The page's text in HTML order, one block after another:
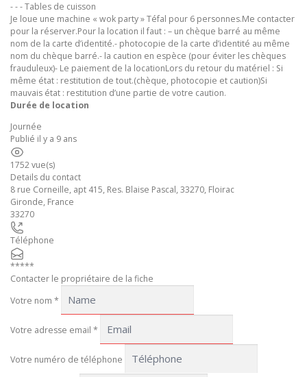
- - - Tables de cuisson
Je loue une machine « wok party » Téfal pour 6 personnes.Me contacter
pour la réserver.Pour la location il faut : – un chèque barré au même
nom de la carte d’identité.- photocopie de la carte d’identité au même
nom du chèque barré.- la caution en espèce (pour éviter les chèques
frauduleux)- Le paiement de la locationLors du retour du matériel : Si
même état : restitution de tout.(chèque, photocopie et caution)Si
mauvais état : restitution d’une partie de votre caution.
Durée de location
Journée
Publié il y a 9 ans
1752 vue(s)
Details du contact
8 rue Corneille, apt 415, Res. Blaise Pascal, 33270, Floirac
Gironde, France
33270
Téléphone
*****
Contacter le propriétaire de la fiche
Votre nom *
Votre adresse email *
Votre numéro de téléphone